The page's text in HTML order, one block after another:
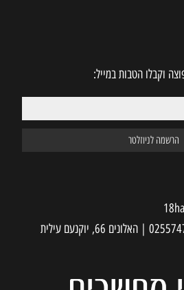
וקבלו הטבות במייל: